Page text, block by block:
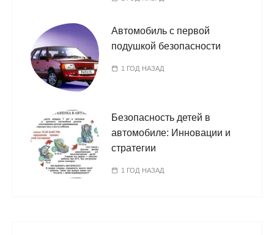
Автомобиль с первой
подушкой безопасности
1 ГОД НАЗАД
Безопасность детей в
автомобиле: Инновации и
стратегии
1 ГОД НАЗАД